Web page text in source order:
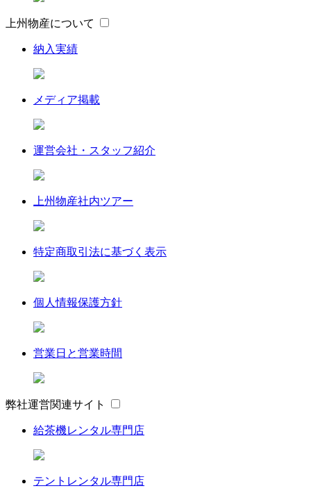
上州物産について
納入実績
メディア掲載
運営会社・スタッフ紹介
上州物産社内ツアー
特定商取引法に基づく表示
個人情報保護方針
営業日と営業時間
弊社運営関連サイト
給茶機レンタル専門店
テントレンタル専門店